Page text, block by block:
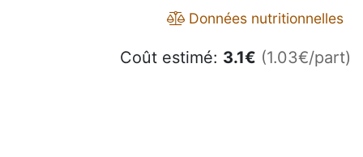
Données nutritionnelles
Coût estimé: 3.1€ (1.03€/part)